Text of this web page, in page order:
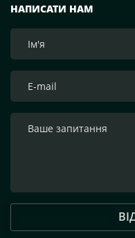
НАПИСАТИ НАМ